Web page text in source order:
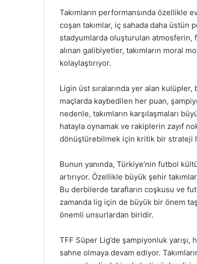
Takımların performansında özellikle
coşan takımlar, iç sahada daha üstün
stadyumlarda oluşturulan atmosferin,
alınan galibiyetler, takımların moral
kolaylaştırıyor.
Ligin üst sıralarında yer alan
maçlarda kaybedilen her puan,
nedenle, takımların karşılaşmaları
hatayla oynamak ve rakiplerin zayıf
dönüştürebilmek için kritik bir strateji
Bunun yanında, Türkiye’nin futbol
artırıyor. Özellikle büyük şehir
Bu derbilerde tarafların coşkusu ve
zamanda lig için de büyük bir önem
önemli unsurlardan biridir.
TFF Süper Lig’de şampiyonluk
sahne olmaya devam ediyor.